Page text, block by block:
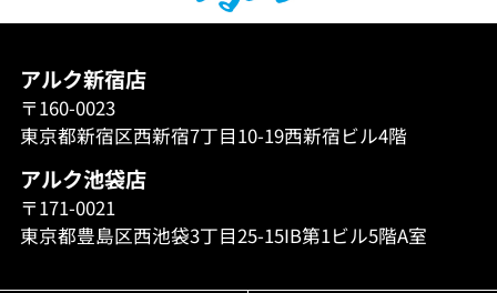
アルク新宿店
〒160-0023
東京都新宿区西新宿7丁目10-19西新宿ビル4階
アルク池袋店
〒171-0021
東京都豊島区西池袋3丁目25-15IB第1ビル5階A室